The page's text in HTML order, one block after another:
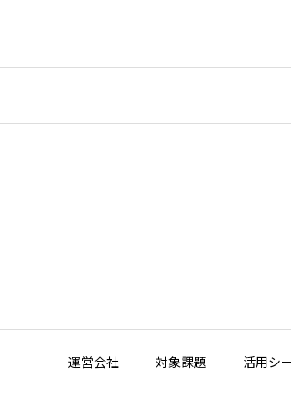
運営会社 対象課題 活用シ